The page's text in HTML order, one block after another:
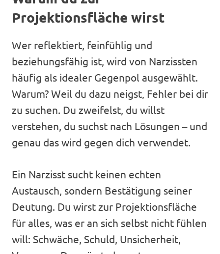
Projektionsfläche wirst
Wer reflektiert, feinfühlig und
beziehungsfähig ist, wird von Narzissten
häufig als idealer Gegenpol ausgewählt.
Warum? Weil du dazu neigst, Fehler bei dir
zu suchen. Du zweifelst, du willst
verstehen, du suchst nach Lösungen – und
genau das wird gegen dich verwendet.
Ein Narzisst sucht keinen echten
Austausch, sondern Bestätigung seiner
Deutung. Du wirst zur Projektionsfläche
für alles, was er an sich selbst nicht fühlen
will: Schwäche, Schuld, Unsicherheit,